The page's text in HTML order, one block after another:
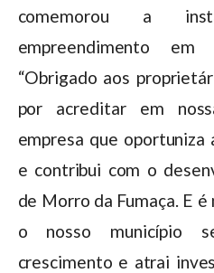
comemorou a
empreendimento
“Obrigado aos
por acreditar em
empresa que oportuniza
e contribui com o
de Morro da Fumaça. E
o nosso município
crescimento e atrai